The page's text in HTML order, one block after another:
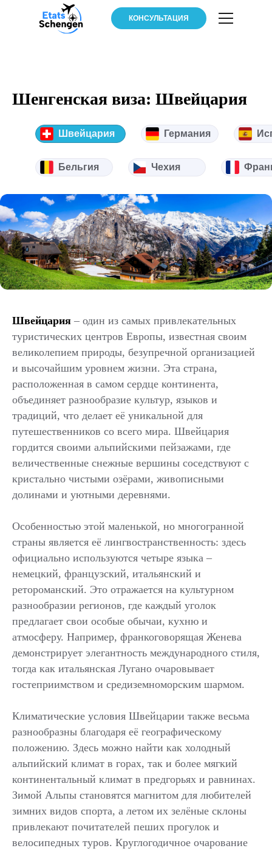
КОНСУЛЬТАЦИЯ
Шенгенская виза: Швейцария
Чехия
Швейцария Германия
Бельгия
Швейцария – один из самых привлекательных
туристических центров Европы, известная своим
великолепием природы, безупречной организацией
и высочайшим уровнем жизни. Эта страна,
расположенная в самом сердце континента,
объединяет разнообразие культур, языков и
традиций, что делает её уникальной для
путешественников со всего мира. Швейцария
гордится своими альпийскими пейзажами, где
величественные снежные вершины соседствуют с
кристально чистыми озёрами, живописными
долинами и уютными деревнями.
Особенностью этой маленькой, но многогранной
страны является её лингвостранственность: здесь
официально используются четыре языка –
немецкий, французский, итальянский и
ретороманский. Это отражается на культурном
разнообразии регионов, где каждый уголок
предлагает свои особые обычаи, кухню и
атмосферу. Например, франкоговорящая Женева
демонстрирует элегантность международного стиля,
тогда как итальянская Лугано очаровывает
гостеприимством и средиземноморским шармом.
Климатические условия Швейцарии также весьма
разнообразны благодаря её географическому
положению. Здесь можно найти как холодный
альпийский климат в горах, так и более мягкий
континентальный климат в предгорьях и равнинах.
Зимой Альпы становятся магнитом для любителей
зимних видов спорта, а летом их зелёные склоны
привлекают почитателей пеших прогулок и
велосипедных туров. Круглогодичное очарование